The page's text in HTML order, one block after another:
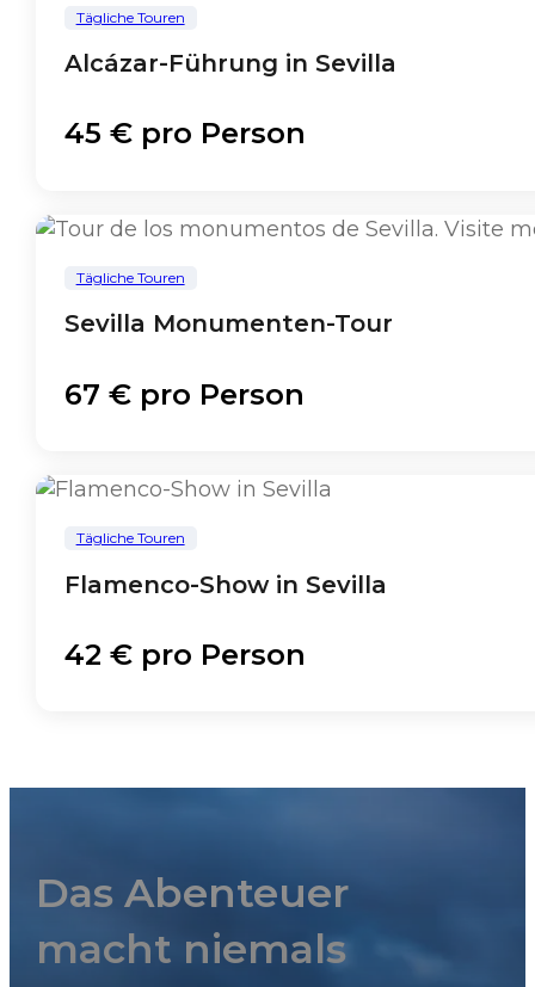
Tägliche Touren
Alcázar-Führung in Sevilla
45 € pro Person
Tägliche Touren
Sevilla Monumenten-Tour
67 € pro Person
Tägliche Touren
Flamenco-Show in Sevilla
42 € pro Person
Das Abenteuer
macht niemals